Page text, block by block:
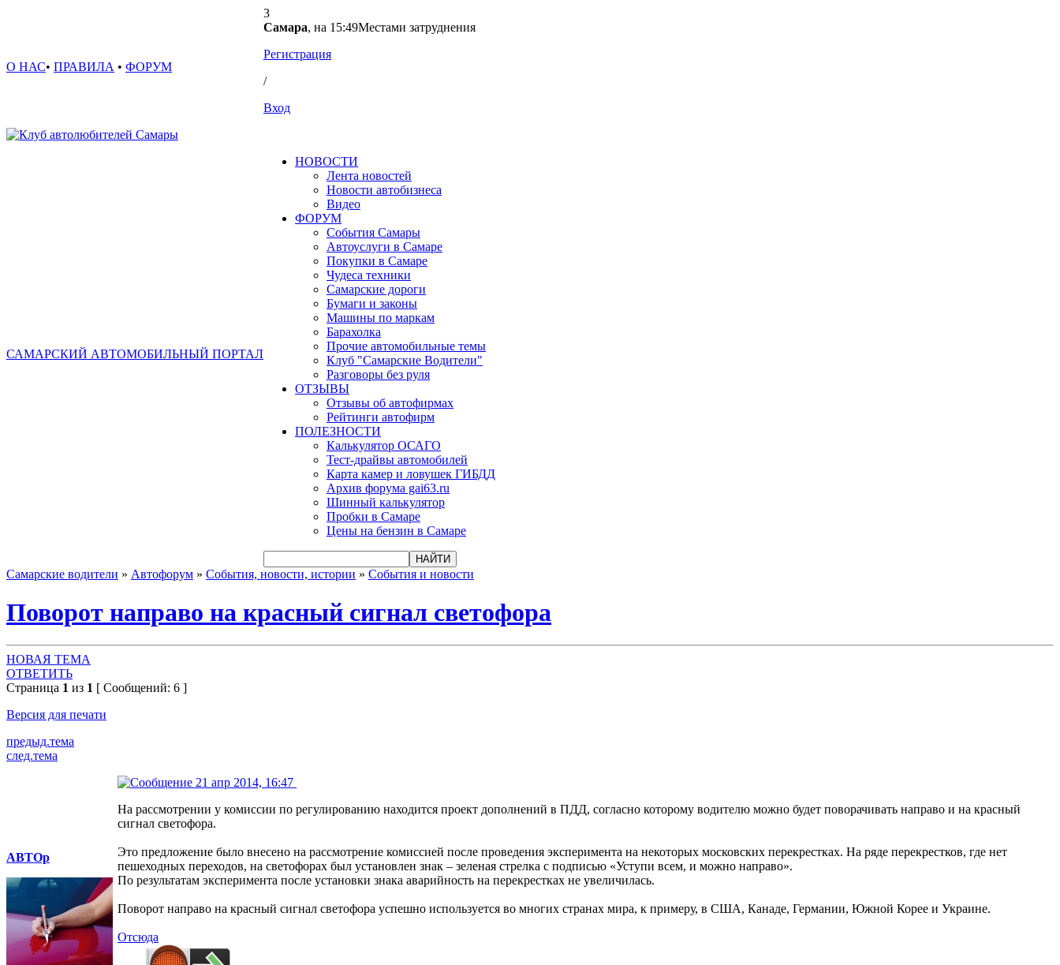
О НАС• ПРАВИЛА • ФОРУМ
3
Самара, на 15:49Местами затруднения
Регистрация
/
Вход
САМАРСКИЙ АВТОМОБИЛЬНЫЙ ПОРТАЛ
НОВОСТИ
Лента новостей
Новости автобизнеса
Видео
ФОРУМ
События Самары
Автоуслуги в Самаре
Покупки в Самаре
Чудеса техники
Самарские дороги
Бумаги и законы
Машины по маркам
Барахолка
Прочие автомобильные темы
Клуб "Самарские Водители"
Разговоры без руля
ОТЗЫВЫ
Отзывы об автофирмах
Рейтинги автофирм
ПОЛЕЗНОСТИ
Калькулятор ОСАГО
Тест-драйвы автомобилей
Карта камер и ловушек ГИБДД
Архив форума gai63.ru
Шинный калькулятор
Пробки в Самаре
Цены на бензин в Самаре
Самарские водители » Автофорум » События, новости, истории » События и новости
Поворот направо на красный сигнал светофора
НОВАЯ ТЕМА
ОТВЕТИТЬ
Страница 1 из 1 [ Сообщений: 6 ]
Версия для печати
предыд.тема
след.тема
АВТОр
21 апр 2014, 16:47
На рассмотрении у комиссии по регулированию находится проект дополнений в ПДД, согласно которому водителю можно будет поворачивать направо и на красный
сигнал светофора.
Это предложение было внесено на рассмотрение комиссией после проведения эксперимента на некоторых московских перекрестках. На ряде перекрестков, где нет
пешеходных переходов, на светофорах был установлен знак – зеленая стрелка с подписью «Уступи всем, и можно направо».
По результатам эксперимента после установки знака аварийность на перекрестках не увеличилась.
Поворот направо на красный сигнал светофора успешно используется во многих странах мира, к примеру, в США, Канаде, Германии, Южной Корее и Украине.
Отсюда